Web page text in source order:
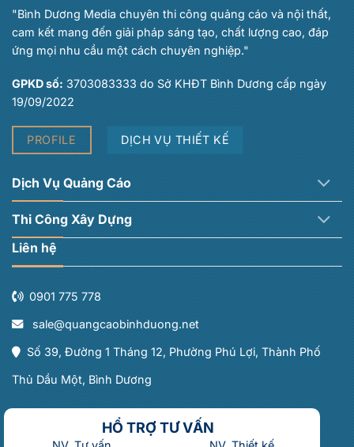
"Bình Dương Media chuyên thi công quảng cáo và nội thất,
cam kết mang đến giải pháp sáng tạo, chất lượng cao, đáp
ứng mọi nhu cầu một cách chuyên nghiệp."
GPKD số: 3703083333 do Sở KHĐT Bình Dương cấp ngày
19/09/2022
PROFILE DỊCH VỤ THIẾT KẾ
Dịch Vụ Quảng Cáo
Thi Công Xây Dựng
Liên hệ
0901 775 778
sale@quangcaobinhduong.net
Số 39, Đường 1 Tháng 12, Phường Phú Lợi, Thành Phố
Thủ Dầu Một, Bình Dương
HỔ TRỢ TƯ VẤN